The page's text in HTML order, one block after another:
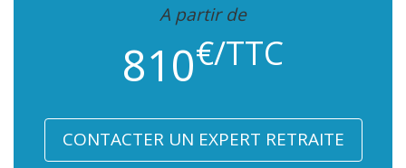
A partir de
810€/TTC
CONTACTER UN EXPERT RETRAITE